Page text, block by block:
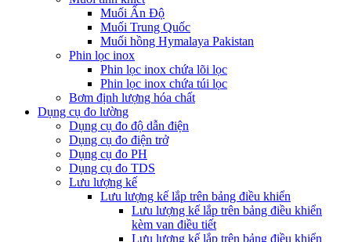
Muối Ấn Độ
Muối Trung Quốc
Muối hồng Hymalaya Pakistan
Phin lọc inox
Phin lọc inox chứa lõi lọc
Phin lọc inox chứa túi lọc
Bơm định lượng hóa chất
Dụng cụ đo lường
Dụng cụ đo độ dẫn điện
Dụng cụ đo điện trở
Dụng cụ đo PH
Dụng cụ đo TDS
Lưu lượng kế
Lưu lượng kế lắp trên bảng điều khiển
Lưu lượng kế lắp trên bảng điều khiển
kèm van điều tiết
Lưu lượng kế lắp trên bảng điều khiển